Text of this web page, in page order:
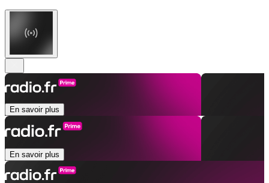
En savoir plus
En savoir plus